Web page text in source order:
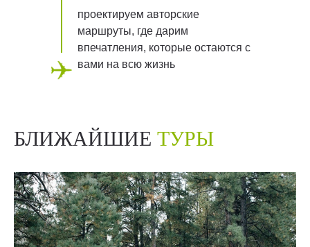
проектируем авторские
маршруты, где дарим
впечатления, которые остаются с
вами на всю жизнь
БЛИЖАЙШИЕ ТУРЫ